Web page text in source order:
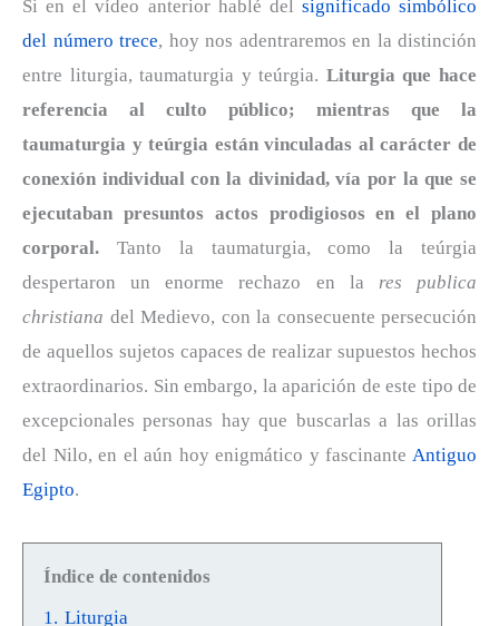
Si en el vídeo anterior hablé del significado simbólico
del número trece, hoy nos adentraremos en la distinción
entre liturgia, taumaturgia y teúrgia. Liturgia que hace
referencia al culto público; mientras que la
taumaturgia y teúrgia están vinculadas al carácter de
conexión individual con la divinidad, vía por la que se
ejecutaban presuntos actos prodigiosos en el plano
corporal. Tanto la taumaturgia, como la teúrgia
despertaron un enorme rechazo en la res publica
christiana del Medievo, con la consecuente persecución
de aquellos sujetos capaces de realizar supuestos hechos
extraordinarios. Sin embargo, la aparición de este tipo de
excepcionales personas hay que buscarlas a las orillas
del Nilo, en el aún hoy enigmático y fascinante Antiguo
Egipto.
Índice de contenidos
1. Liturgia